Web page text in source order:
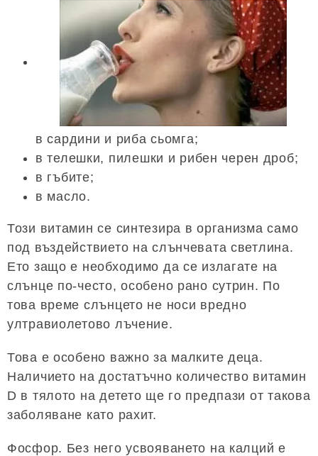
в сардини и риба сьомга;
в телешки, пилешки и рибен черен дроб;
в гъбите;
в масло.
Този витамин се синтезира в организма само
под въздействието на слънчевата светлина.
Ето защо е необходимо да се излагате на
слънце по-често, особено рано сутрин. По
това време слънцето не носи вредно
ултравиолетово лъчение.
Това е особено важно за малките деца.
Наличието на достатъчно количество витамин
D в тялото на детето ще го предпази от такова
заболяване като рахит.
Фосфор. Без него усвояването на калций е